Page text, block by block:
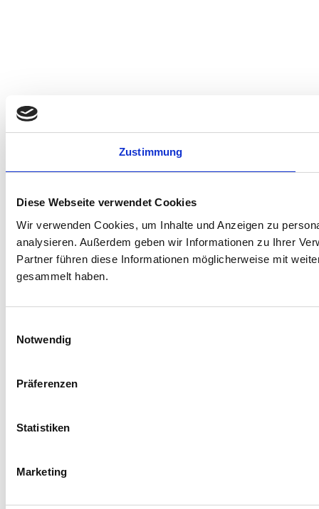
Zustimmung
Diese Webseite verwendet Cookies
Wir verwenden Cookies, um Inhalte und Anzeigen zu
analysieren. Außerdem geben wir Informationen zu Ihrer
Partner führen diese Informationen möglicherweise mit
gesammelt haben.
Notwendig
Präferenzen
Statistiken
Marketing